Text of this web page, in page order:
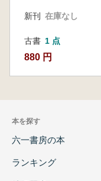
新刊 在庫なし
古書 1 点
880 円
本を探す
六一書房の本
ランキング